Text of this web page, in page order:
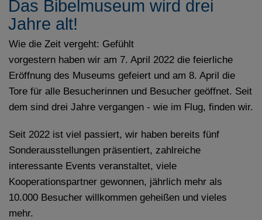
Das Bibelmuseum wird drei
Jahre alt!
Wie die Zeit vergeht: Gefühlt
vorgestern haben wir am 7. April 2022 die feierliche
Eröffnung des Museums gefeiert und am 8. April die
Tore für alle Besucherinnen und Besucher geöffnet. Seit
dem sind drei Jahre vergangen - wie im Flug, finden wir.
Seit 2022 ist viel passiert, wir haben bereits fünf
Sonderausstellungen präsentiert, zahlreiche
interessante Events veranstaltet, viele
Kooperationspartner gewonnen, jährlich mehr als
10.000 Besucher willkommen geheißen und vieles
mehr.